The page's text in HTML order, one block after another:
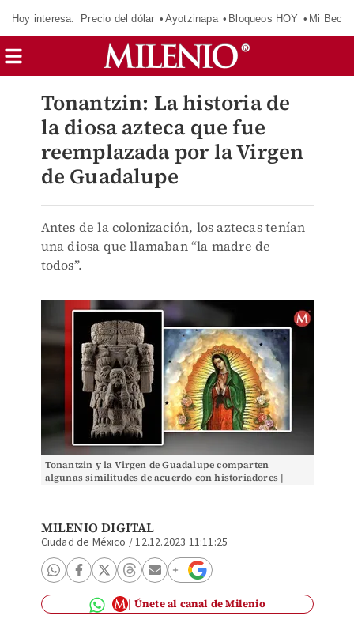
Hoy interesa: Precio del dólar Ayotzinapa Bloqueos HOY Mi Beca
Tonantzin: La historia de
la diosa azteca que fue
reemplazada por la Virgen
de Guadalupe
Antes de la colonización, los aztecas tenían
una diosa que llamaban “la madre de
todos”.
Tonantzin y la Virgen de Guadalupe comparten
algunas similitudes de acuerdo con historiadores |
MILENIO DIGITAL
Ciudad de México /12.12.2023 11:11:25
Únete al canal de Milenio